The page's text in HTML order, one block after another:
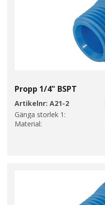
Propp 1/4" BSPT
Artikelnr: A21-2
Gänga storlek 1:
Material: